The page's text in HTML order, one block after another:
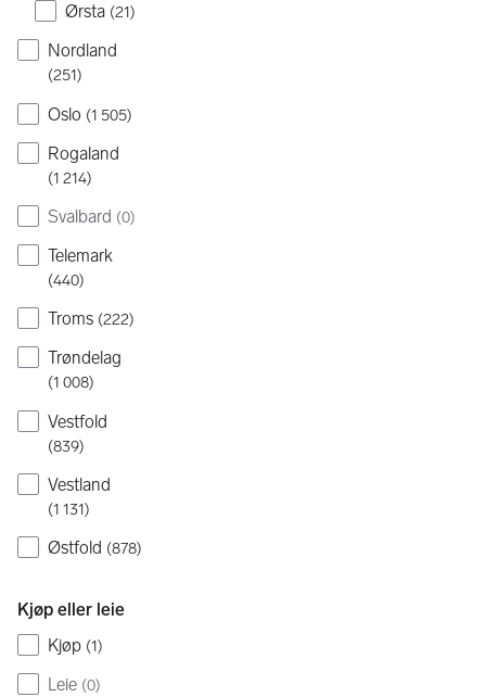
Ørsta (21)
Nordland
(251)
Oslo (1 505)
Rogaland
(1 214)
Svalbard (0)
Telemark
(440)
Troms (222)
Trøndelag
(1 008)
Vestfold
(839)
Vestland
(1 131)
Østfold (878)
Kjøp eller leie
Kjøp (1)
Leie (0)